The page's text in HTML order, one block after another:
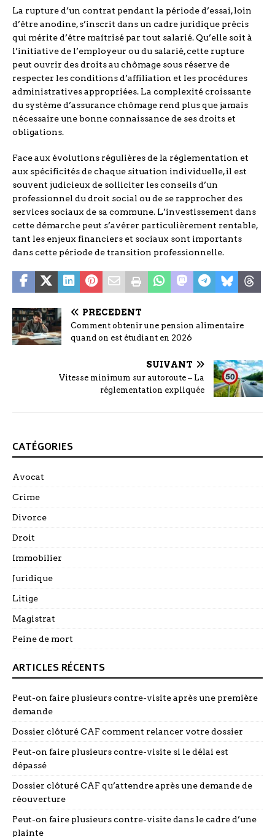
La rupture d’un contrat pendant la période d’essai, loin
d’être anodine, s’inscrit dans un cadre juridique précis
qui mérite d’être maîtrisé par tout salarié. Qu’elle soit à
l’initiative de l’employeur ou du salarié, cette rupture
peut ouvrir des droits au chômage sous réserve de
respecter les conditions d’affiliation et les procédures
administratives appropriées. La complexité croissante
du système d’assurance chômage rend plus que jamais
nécessaire une bonne connaissance de ses droits et
obligations.
Face aux évolutions régulières de la réglementation et
aux spécificités de chaque situation individuelle, il est
souvent judicieux de solliciter les conseils d’un
professionnel du droit social ou de se rapprocher des
services sociaux de sa commune. L’investissement dans
cette démarche peut s’avérer particulièrement rentable,
tant les enjeux financiers et sociaux sont importants
dans cette période de transition professionnelle.
PRÉCÉDENT
Comment obtenir une pension alimentaire
quand on est étudiant en 2026
SUIVANT
Vitesse minimum sur autoroute – La
réglementation expliquée
CATÉGORIES
Avocat
Crime
Divorce
Droit
Immobilier
Juridique
Litige
Magistrat
Peine de mort
ARTICLES RÉCENTS
Peut-on faire plusieurs contre-visite après une première
demande
Dossier clôturé CAF comment relancer votre dossier
Peut-on faire plusieurs contre-visite si le délai est
dépassé
Dossier clôturé CAF qu’attendre après une demande de
réouverture
Peut-on faire plusieurs contre-visite dans le cadre d’une
plainte